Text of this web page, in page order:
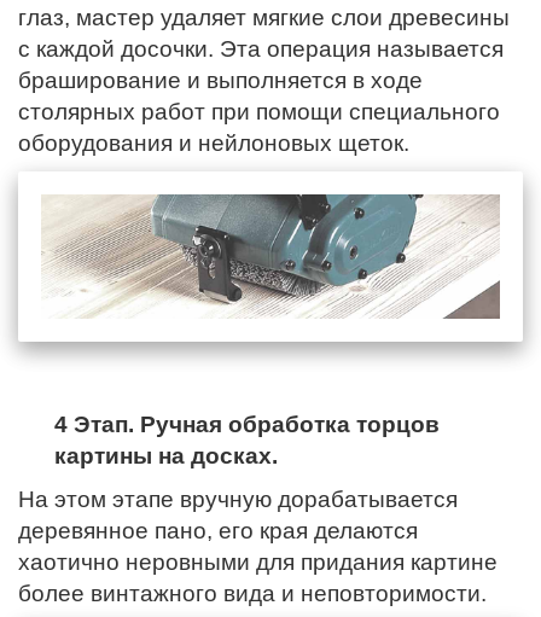
глаз, мастер удаляет мягкие слои древесины
с каждой досочки. Эта операция называется
браширование и выполняется в ходе
столярных работ при помощи специального
оборудования и нейлоновых щеток.
4 Этап. Ручная обработка торцов
картины на досках.
На этом этапе вручную дорабатывается
деревянное пано, его края делаются
хаотично неровными для придания картине
более винтажного вида и неповторимости.